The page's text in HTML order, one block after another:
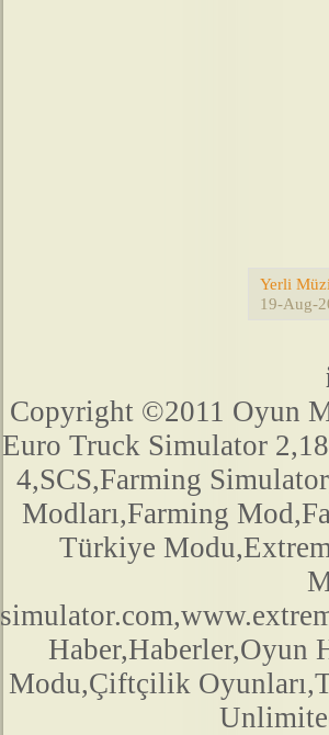
Yerli
19-Aug-
Copyright ©2011 Oyun
Euro Truck Simulator
4,SCS,Farming
Modları,Farming
Türkiye
Haber,Haberler,Oyun
Modu,Çiftçilik